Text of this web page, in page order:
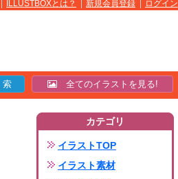
ILLUSTBOXとは？ 新規会員登録 ログイン
全てのイラストを見る!
カテゴリ
イラストTOP
イラスト素材